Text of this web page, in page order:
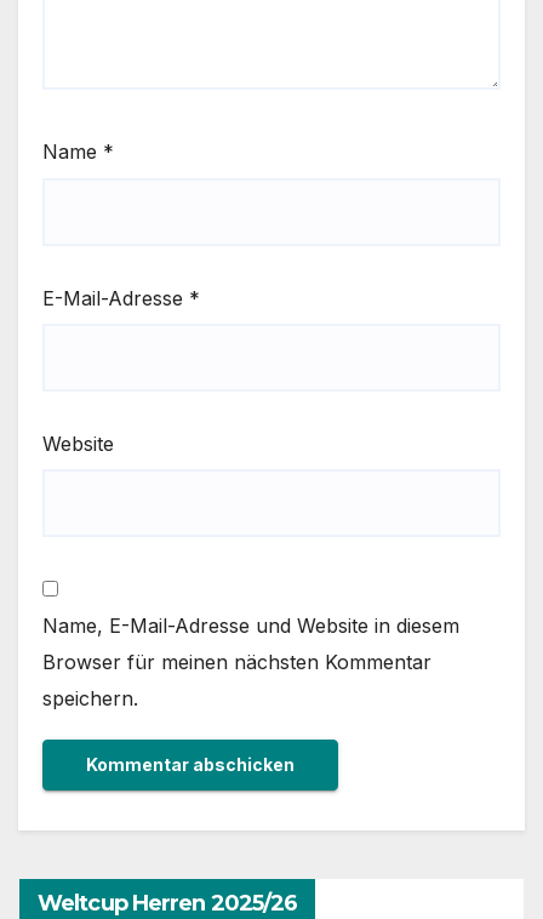
Name *
E-Mail-Adresse *
Website
Name, E-Mail-Adresse und Website in diesem
Browser für meinen nächsten Kommentar
speichern.
Weltcup Herren 2025/26